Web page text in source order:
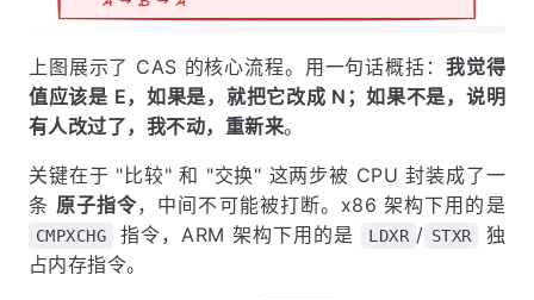
上图展示了 CAS 的核心流程。用一句话概括： 我觉得
值应该是 E，如果是，就把它改成 N；如果不是，说明
有人改过了，我不动，重新来。
关键在于 "比较" 和 "交换" 这两步被 CPU 封装成了一
条 原子指令，中间不可能被打断。x86 架构下用的是
CMPXCHG 指令，ARM 架构下用的是 LDXR / STXR
独
占内存指令。